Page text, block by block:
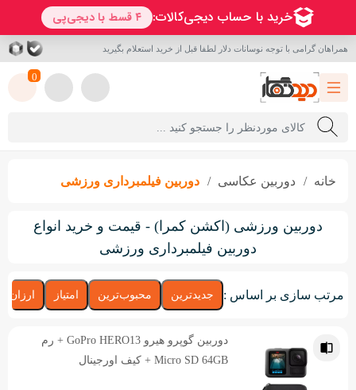
همراهان گرامی با توجه نوسانات دلار لطفا قبل از خرید استعلام بگیرید
0
خانه دوربین عکاسی دوربین فیلمبرداری ورزشی
دوربین ورزشی (اکشن کمرا) - قیمت و خرید انواع
دوربین فیلمبرداری ورزشی
مرتب سازی بر اساس : جدیدترین محبوب‌ترین امتیاز
دوربین گوپرو هیرو GoPro HERO13 + رم
Micro SD 64GB + کیف اورجینال